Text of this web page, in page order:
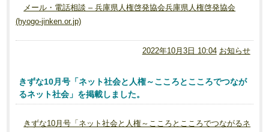
メール・電話相談 – 兵庫県人権啓発協会兵庫県人権啓発協会
(hyogo-jinken.or.jp)
2022年10月3日 10:04 お知らせ
きずな10月号「ネット社会と人権～こころとこころでつなが
るネット社会」を掲載しました。
きずな10月号「ネット社会と人権～こころとこころでつながるネ